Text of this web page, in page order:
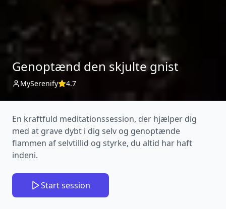
Genoptænd den skjulte gnist
MySerenify 4.7
En kraftfuld meditationssession, der hjælper dig
med at grave dybt i dig selv og genoptænde
flammen af selvtillid og styrke, du altid har haft
indeni.
Start session